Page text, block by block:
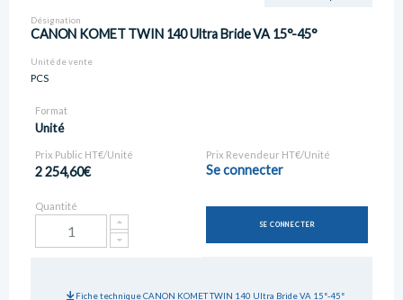
Désignation
CANON KOMET TWIN 140 Ultra Bride VA 15°-45°
Unité de vente
PCS
Format
Unité
Prix Public HT€/Unité
2 254,60€
Prix Revendeur HT€/Unité
Se connecter
Quantité
SE CONNECTER
Fiche technique CANON KOMET TWIN 140 Ultra Bride VA 15°-45°